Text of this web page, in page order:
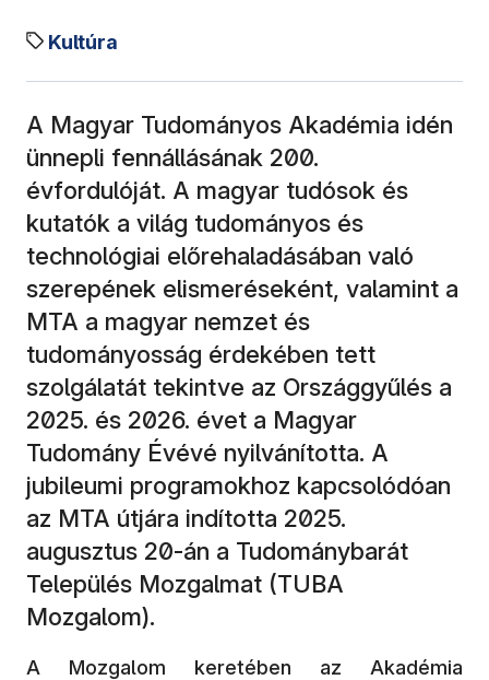
Kultúra
A Magyar Tudományos Akadémia idén
ünnepli fennállásának 200.
évfordulóját. A magyar tudósok és
kutatók a világ tudományos és
technológiai előrehaladásában való
szerepének elismeréseként, valamint a
MTA a magyar nemzet és
tudományosság érdekében tett
szolgálatát tekintve az Országgyűlés a
2025. és 2026. évet a Magyar
Tudomány Évévé nyilvánította. A
jubileumi programokhoz kapcsolódóan
az MTA útjára indította 2025.
augusztus 20-án a Tudománybarát
Település Mozgalmat (TUBA
Mozgalom).
A Mozgalom keretében az Akadémia